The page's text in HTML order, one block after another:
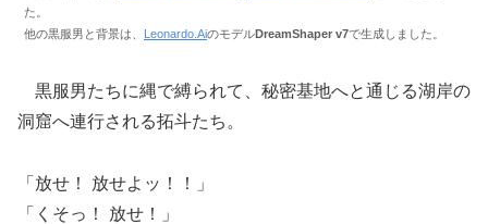
た。
他の黒服男と背景は、
Leonardo.AiのモデルDreamShaper v7で生成しました。
黒服男たちに縄で縛られて、秘密基地へと通じる湖岸の
洞窟へ連行される拓斗たち。
「放せ！ 放せよッ！！」
「くそっ！ 放せ！」